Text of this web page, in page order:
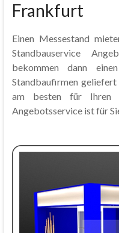
Frankfurt
Einen Messestand
Standbauservice
bekommen dann
Standbaufirmen geliefert
am besten für Ihren
Angebotsservice ist für